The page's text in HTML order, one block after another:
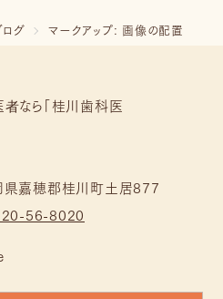
ログ マークアップ: 画像の配置
嘉穂郡桂川町土居877
56-8020